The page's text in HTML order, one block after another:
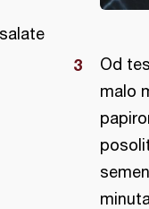
Od
malo